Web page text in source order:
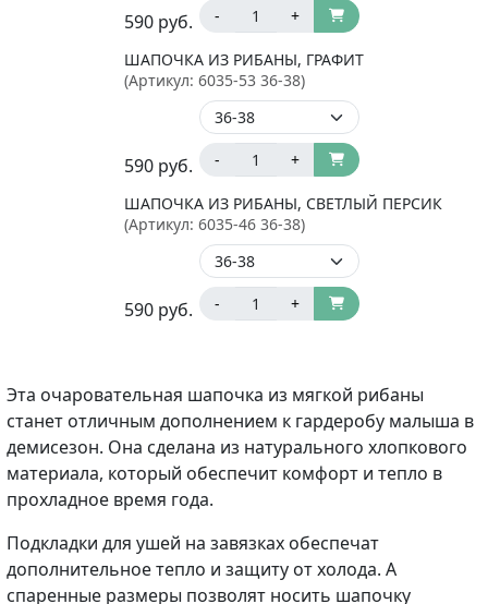
590 руб. - +
ШАПОЧКА ИЗ РИБАНЫ, ГРАФИТ
(Артикул: 6035-53 36-38)
590 руб. - +
ШАПОЧКА ИЗ РИБАНЫ, СВЕТЛЫЙ ПЕРСИК
(Артикул: 6035-46 36-38)
590 руб. - +
Эта очаровательная шапочка из мягкой рибаны
станет отличным дополнением к гардеробу малыша в
демисезон. Она сделана из натурального хлопкового
материала, который обеспечит комфорт и тепло в
прохладное время года.
Подкладки для ушей на завязках обеспечат
дополнительное тепло и защиту от холода. А
спаренные размеры позволят носить шапочку